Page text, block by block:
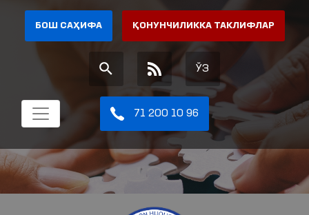
БОШ САҲИФА ҚОНУНЧИЛИККА ТАКЛИФЛАР
ЎЗ
71 200 10 96